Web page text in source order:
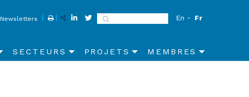
Newsletters Search En Fr
SECTEURS PROJETS MEMBRES